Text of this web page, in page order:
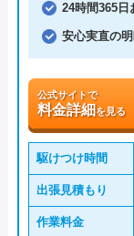
24時間365日
安心実直の
公式サイトで
料金詳細を見る
駆けつけ時間
出張見積もり
作業料金